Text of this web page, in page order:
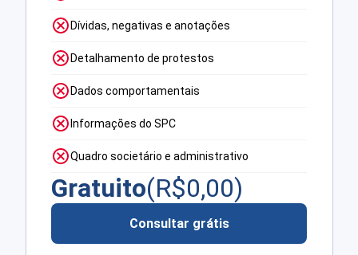
Dívidas, negativas e anotações
Detalhamento de protestos
Dados comportamentais
Informações do SPC
Quadro societário e administrativo
Gratuito(R$0,00)
Consultar grátis